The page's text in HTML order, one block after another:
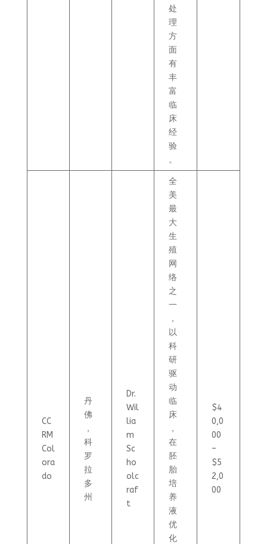
处
理
方
面
有
丰
富
临
床
经
验
。
CC
RM
Col
ora
do
丹
佛
，
科
罗
拉
多
州
Dr.
Wil
lia
m
Sc
ho
olc
raf
t
全
美
最
大
生
殖
网
络
之
一
，
以
科
研
驱
动
临
床
，
在
胚
胎
培
养
液
优
化
$4
0,0
00
–
$5
2,0
00